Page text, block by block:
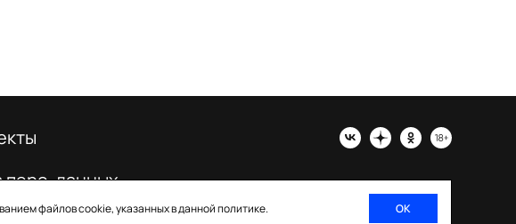
файлов cookie, указанных в данной политике. ОК
перс. данных